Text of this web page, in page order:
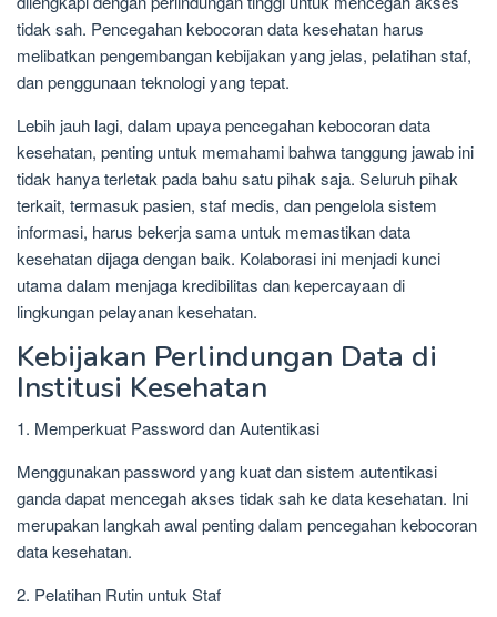
tidak sah. Pencegahan kebocoran data kesehatan harus
melibatkan pengembangan kebijakan yang jelas, pelatihan staf,
dan penggunaan teknologi yang tepat.
Lebih jauh lagi, dalam upaya pencegahan kebocoran data
kesehatan, penting untuk memahami bahwa tanggung jawab ini
tidak hanya terletak pada bahu satu pihak saja. Seluruh pihak
terkait, termasuk pasien, staf medis, dan pengelola sistem
informasi, harus bekerja sama untuk memastikan data
kesehatan dijaga dengan baik. Kolaborasi ini menjadi kunci
utama dalam menjaga kredibilitas dan kepercayaan di
lingkungan pelayanan kesehatan.
Kebijakan Perlindungan Data di
Institusi Kesehatan
1. Memperkuat Password dan Autentikasi
Menggunakan password yang kuat dan sistem autentikasi
ganda dapat mencegah akses tidak sah ke data kesehatan. Ini
merupakan langkah awal penting dalam pencegahan kebocoran
data kesehatan.
2. Pelatihan Rutin untuk Staf